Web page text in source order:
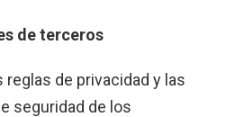
de terceros
reglas de privacidad y las
seguridad de los